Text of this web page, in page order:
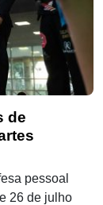
de
pessoal
26 de julho